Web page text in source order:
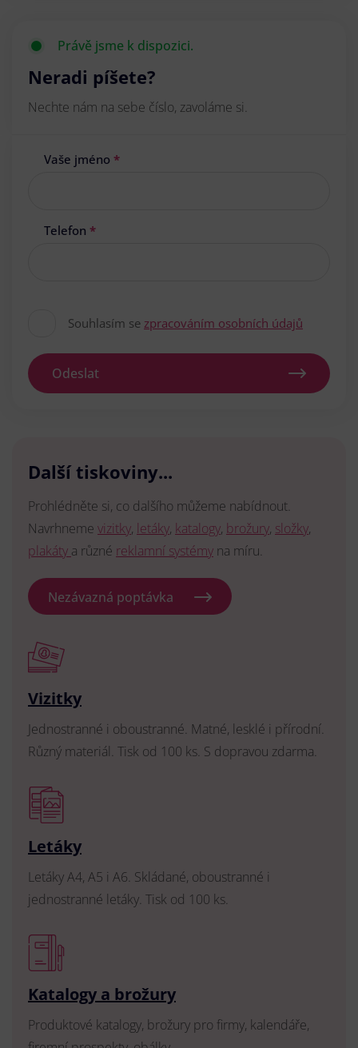
Právě jsme k dispozici.
Neradi píšete?
Nechte nám na sebe číslo, zavoláme si.
Vaše jméno *
Telefon *
Souhlasím se zpracováním osobních údajů
Odeslat
Další tiskoviny...
Prohlédněte si, co dalšího můžeme nabídnout.
Navrhneme vizitky, letáky, katalogy, brožury, složky,
plakáty a různé reklamní systémy na míru.
Nezávazná poptávka
Vizitky
Jednostranné i oboustranné. Matné, lesklé i přírodní.
Různý materiál. Tisk od 100 ks. S dopravou zdarma.
Letáky
Letáky A4, A5 i A6. Skládané, oboustranné i
jednostranné letáky. Tisk od 100 ks.
Katalogy a brožury
Produktové katalogy, brožury pro firmy, kalendáře,